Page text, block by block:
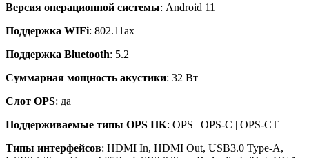
Версия операционной системы: Android 11
Поддержка WIFi: 802.11ax
Поддержка Bluetooth: 5.2
Суммарная мощность акустики: 32 Вт
Слот OPS: да
Поддерживаемые типы OPS ПК: OPS | OPS-C | OPS-CT
Типы интерфейсов: HDMI In, HDMI Out, USB3.0 Type-A,